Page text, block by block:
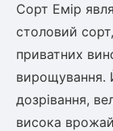
Сорт Емір
столовий
приватних
вирощування.
дозрівання,
висока